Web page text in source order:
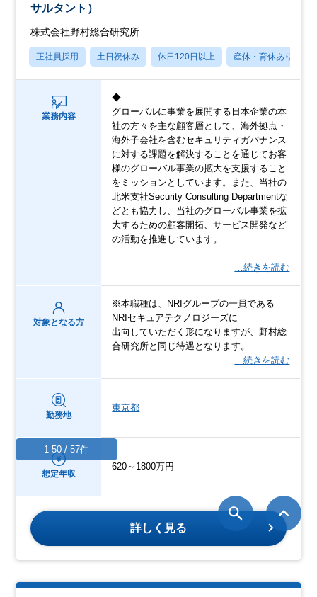
サルタント）
株式会社野村総合研究所
正社員採用 土日祝休み 休日120日以上 産休・育休あり
業務内容
◆
グローバルに事業を展開する日本企業の本
社の方々を主な顧客層として、海外拠点・
海外子会社を含むセキュリティガバナンス
に対する課題を解決することを通じてお客
様のグローバル事業の拡大を支援すること
をミッションとしています。また、当社の
北米支社Security Consulting Departmentな
どとも協力し、当社のグローバル事業を拡
大するための顧客開拓、サービス開発など
の活動を推進しています。
…続きを読む
対象となる方
※本職種は、NRIグループの一員である
NRIセキュアテクノロジーズに
出向していただく形になりますが、野村総
合研究所と同じ待遇となります。
…続きを読む
勤務地
東京都
想定年収
620～1800万円
詳しく見る
1-50 / 57件